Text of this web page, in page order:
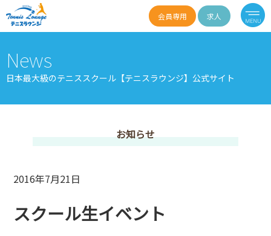
会員専用 求人
News
日本最大級のテニススクール【テニスラウンジ】公式サイト
お知らせ
2016年7月21日
スクール生イベント